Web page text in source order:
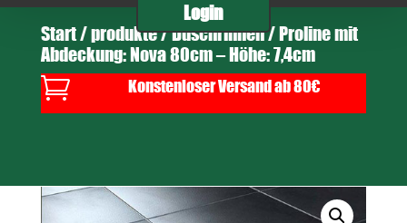
Login
Start/produkte/Duschrinnen/ Proline mit
Abdeckung: Nova 80cm – Höhe: 7,4cm
 Konstenloser Versand ab 80€